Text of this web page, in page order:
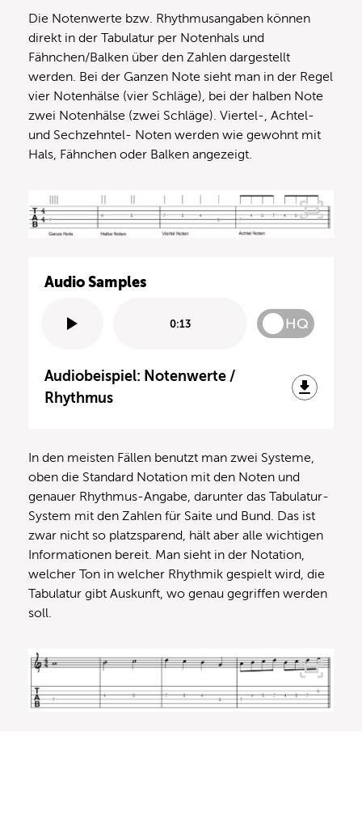
Die Notenwerte bzw. Rhythmusangaben können
direkt in der Tabulatur per Notenhals und
Fähnchen/Balken über den Zahlen dargestellt
werden. Bei der Ganzen Note sieht man in der Regel
vier Notenhälse (vier Schläge), bei der halben Note
zwei Notenhälse (zwei Schläge). Viertel-, Achtel-
und Sechzehntel- Noten werden wie gewohnt mit
Hals, Fähnchen oder Balken angezeigt.
Audio Samples
0:13 HQ
Audiobeispiel: Notenwerte /
Rhythmus
In den meisten Fällen benutzt man zwei Systeme,
oben die Standard Notation mit den Noten und
genauer Rhythmus-Angabe, darunter das Tabulatur-
System mit den Zahlen für Saite und Bund. Das ist
zwar nicht so platzsparend, hält aber alle wichtigen
Informationen bereit. Man sieht in der Notation,
welcher Ton in welcher Rhythmik gespielt wird, die
Tabulatur gibt Auskunft, wo genau gegriffen werden
soll.